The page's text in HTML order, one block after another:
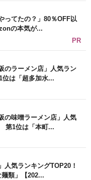
ってたの？」80％OFF以
の本気が...
PR
のラーメン店」人気ラン
は「超多加水...
の味噌ラーメン店」人気
第1位は「本町...
人気ランキングTOP20！
類」【202...